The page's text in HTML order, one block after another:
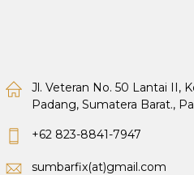
Jl. Veteran No. 50 Lantai II,
Padang, Sumatera Barat.,
+62 823-8841-7947
sumbarfix(at)gmail.com